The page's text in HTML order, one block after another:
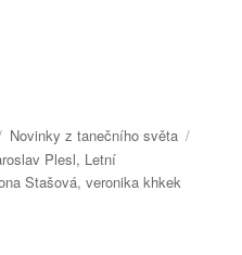
Rubriky:
Novinky z tanečního světa
Plesl, Letní
Stašová,veronika khkek